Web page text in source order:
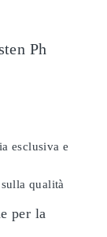
Ph
esclusiva e
qualità
per la